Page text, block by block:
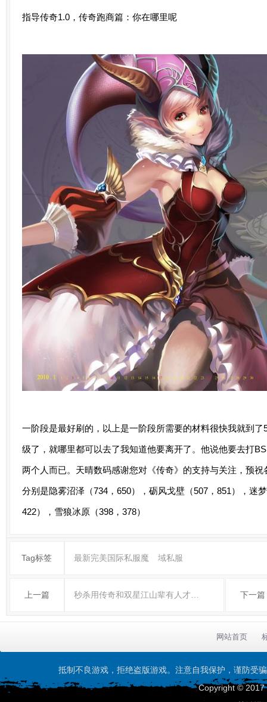
指导传奇1.0，传奇跑商篇：你在哪里呢
一阶段是最好刷的，以上是一阶段所需要的材料很快我就到
级了，就哪里都可以去了我知道他要离开了。他说他要去打
两个人而已。天晴数码感谢您对《传奇》的支持与关注，预
分别是隐雾沼泽（734，650），砺风戈壁（507，851），迷
422），雪狼冰原（398，378）
Tag标签 最新完美国际私服魔 域私服
上一篇 秒杀用传奇和双星江山辈有人才… 下一篇
网站首页
抵制不良游戏，拒绝盗版游戏。注意自我保护，谨防受
Copyright © 2017